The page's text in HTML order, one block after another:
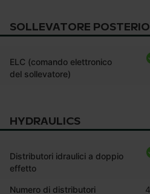
SOLLEVATORE
ELC (comando elettronico
del sollevatore)
HYDRAULICS
Distributori idraulici a doppio
effetto
Numero di distributori
4